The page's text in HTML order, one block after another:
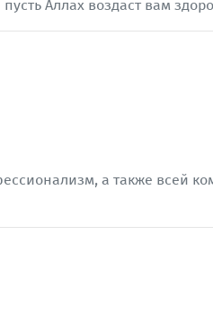
Аллах воздаст вам
а также всей